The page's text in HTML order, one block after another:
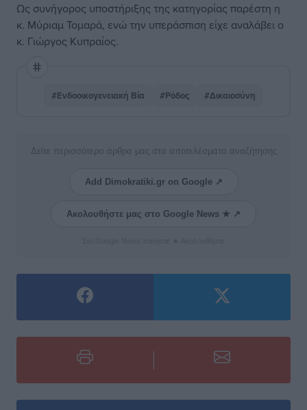
Ως συνήγορος υποστήριξης της κατηγορίας παρέστη η
κ. Μύριαμ Τομαρά, ενώ την υπεράσπιση είχε αναλάβει ο
κ. Γιώργος Κυπραίος.
#Ενδοοικογενειακή Βία #Ρόδος #Δικαιοσύνη
Δείτε περισσότερα άρθρα μας στα αποτελέσματα αναζήτησης
Add Dimokratiki.gr on Google ↗
Ακολουθήστε μας στο Google News ★ ↗